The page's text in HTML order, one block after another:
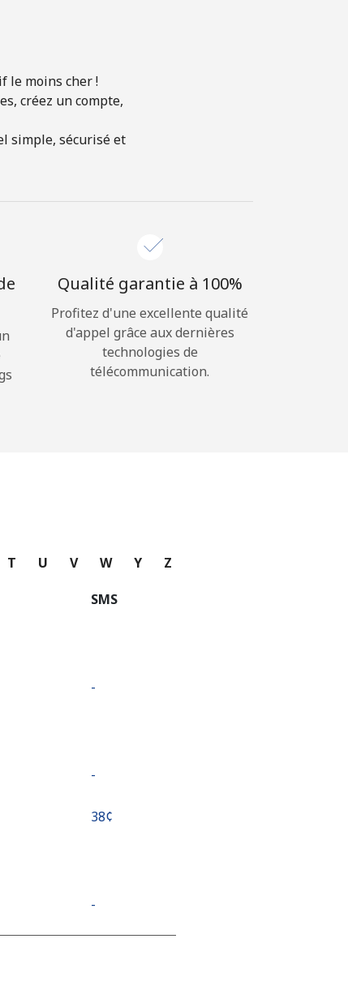
le moins cher !
créez un compte,
simple, sécurisé et
Qualité garantie à 100%
Profitez d'une excellente qualité
d'appel grâce aux dernières
technologies de
télécommunication.
T U V W Y Z
SMS
-
-
⁦38¢⁩
-